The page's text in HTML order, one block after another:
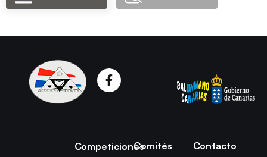
CompeticionesComités
Contacto